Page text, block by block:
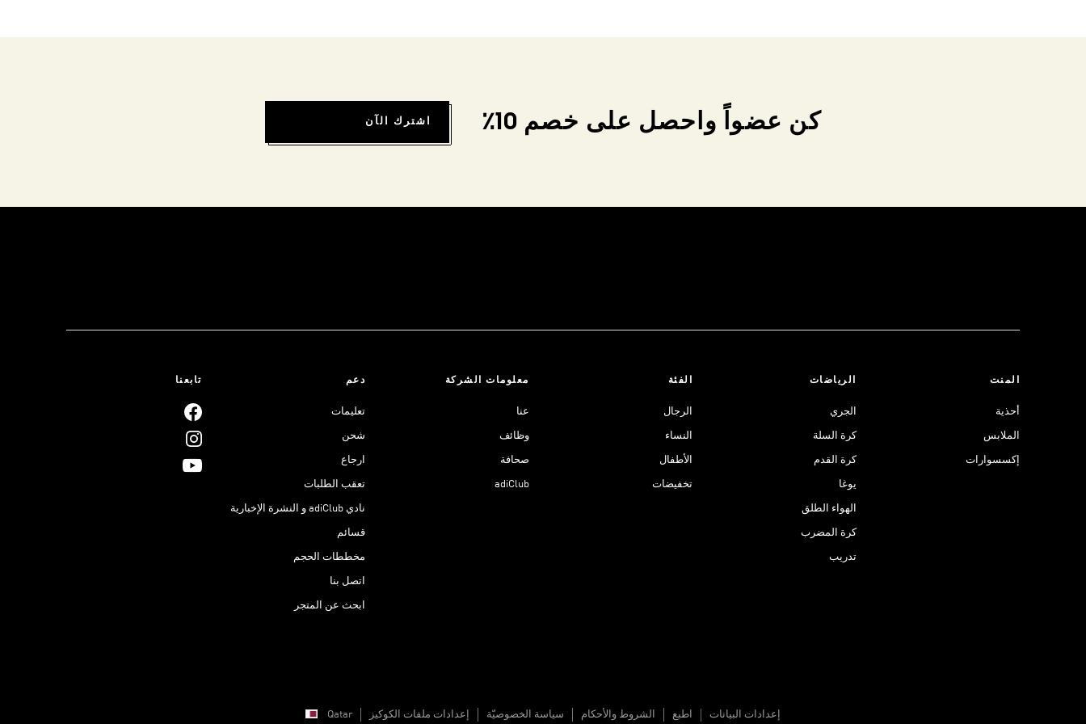
كن عضواً واحصل على خصم 10٪ اشترك الآن
المنت
أحذية
الملابس
إكسسوارات
الرياضات
الجري
كرة السلة
كرة القدم
يوغا
الهواء الطلق
كرة المضرب
تدريب
الفئة
الرجال
النساء
الأطفال
تخفيضات
معلومات الشركة
عنا
وظائف
صحافة
adiClub
دعم
تعليمات
شحن
ارجاع
تعقب الطلبات
نادي adiClub و النشرة الإخبارية
قسائم
مخططات الحجم
اتصل بنا
ابحث عن المتجر
تابعنا
إعدادات البيانات Qatar إعدادات ملفات الكوكيز سياسة الخصوصيّة الشروط والأحكام اطبع